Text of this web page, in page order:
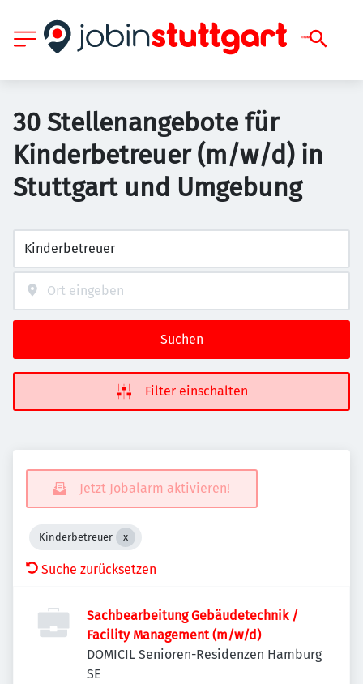
30 Stellenangebote für
Kinderbetreuer (m/w/d) in
Stuttgart und Umgebung
Suchen
Filter einschalten
Jetzt Jobalarm aktivieren!
Kinderbetreuer
Suche zurücksetzen
Sachbearbeitung Gebäudetechnik /
Facility Management (m/w/d)
DOMICIL Senioren-Residenzen Hamburg
SE